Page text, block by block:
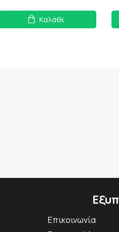
Καλάθι
Επικοινωνία